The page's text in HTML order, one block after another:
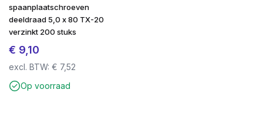
spaanplaatschroeven
deeldraad 5,0 x 80 TX-20
verzinkt 200 stuks
€ 9,10
excl. BTW: € 7,52
Op voorraad